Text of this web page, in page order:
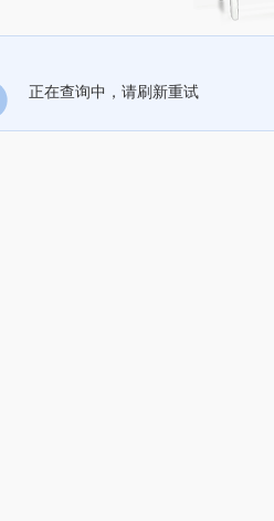
正在查询中，请刷新重试